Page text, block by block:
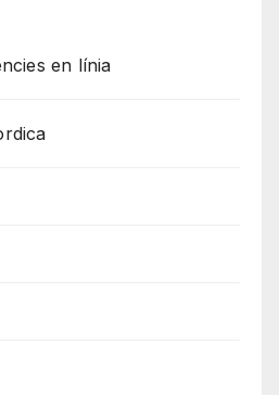
en línia